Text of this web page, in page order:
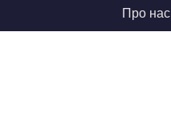
Про нас